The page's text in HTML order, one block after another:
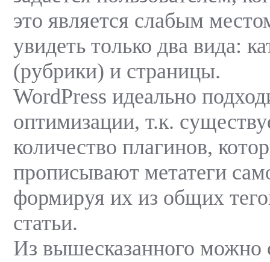
это является слабым
увидеть только два вида:
(рубрики) и страницы.
WordPress идеально
оптимизации, т.к.
количество плагинов,
прописывают метатеги
формируя их из общих
статьи.
Из вышесказанного можно